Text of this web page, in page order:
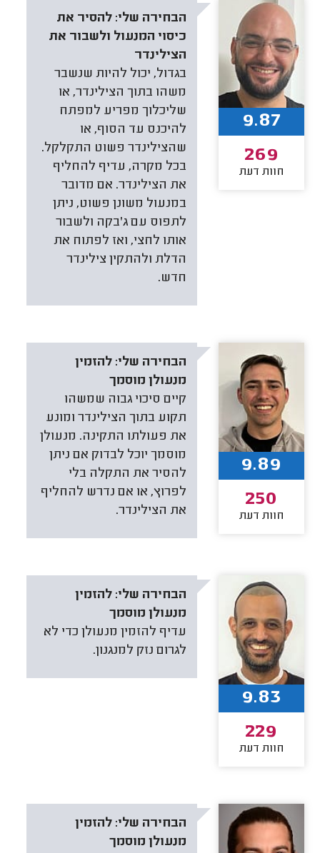
הבחירה שלי: להסיר את
כיסוי המנעול ולשבור את
הצילינדר
בגדול, יכול להיות שנשבר
משהו בתוך הצילינדר, או
שליכלוך מפריע למפתח
להיכנס עד הסוף, או
שהצילינדר פשוט התקלקל.
בכל מקרה, עדיף להחליף
את הצילינדר. אם מדובר
במנעול משונן פשוט, ניתן
לתפוס עם ג'בקה ולשבור
אותו לחצי, ואז לפתוח את
הדלת ולהתקין צילינדר
חדש.
9.87
269
חוות דעת
הבחירה שלי: להזמין
מנעולן מוסמך
קיים סיכוי גבוה שמשהו
תקוע בתוך הצילינדר ומונע
את פעולתו התקינה. מנעולן
מוסמך יוכל לבדוק אם ניתן
להסיר את התקלה בלי
לפרוץ, או אם נדרש להחליף
את הצילינדר.
9.89
250
חוות דעת
הבחירה שלי: להזמין
מנעולן מוסמך
עדיף להזמין מנעולן כדי לא
לגרום נזק למנגנון.
9.83
229
חוות דעת
הבחירה שלי: להזמין
מנעולן מוסמך